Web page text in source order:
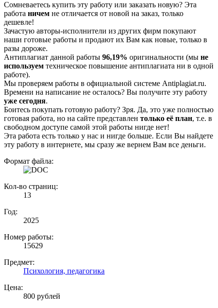
Сомневаетесь купить эту работу или заказать новую? Эта
работа ничем не отличается от новой на заказ, только
дешевле!
Зачастую авторы-исполнители из других фирм покупают
наши готовые работы и продают их Вам как новые, только в
разы дороже.
Антиплагиат данной работы 96,19% оригинальности (мы не
используем техническое повышение антиплагиата ни в одной
работе).
Мы проверяем работы в официальной системе Аntiplagiat.ru.
Времени на написание не осталось? Вы получите эту работу
уже сегодня.
Боитесь покупать готовую работу? Зря. Да, это уже полностью
готовая работа, но на сайте представлен только её план, т.е. в
свободном доступе самой этой работы нигде нет!
Эта работа есть только у нас и нигде больше. Если Вы найдете
эту работу в интернете, мы сразу же вернем Вам все деньги.
Формат файла:
Кол-во страниц:
13
Год:
2025
Номер работы:
15629
Предмет:
Психология, педагогика
Цена:
800 рублей